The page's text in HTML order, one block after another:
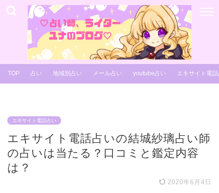
TOP 占い 地域別占い メール占い youtube占い エキサイト電
エキサイト電話占い
エキサイト電話占いの結城紗璃占い師
の占いは当たる？口コミと鑑定内容
は？
2020年6月4日